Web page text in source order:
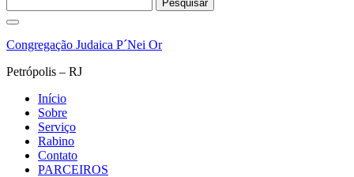
por:
Pular
o
Congregação Judaica P´Nei Or
Petrópolis – RJ
Início
Sobre
Serviço
Rabino
Contato
PARCEIROS